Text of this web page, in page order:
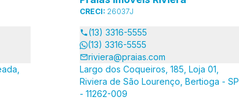
CRECI: 26037J
(13) 3316-5555
(13) 3316-5555
riviera@praias.com
Largo dos Coqueiros, 185, Loja 01,
Riviera de São Lourenço, Bertioga - SP
- 11262-009